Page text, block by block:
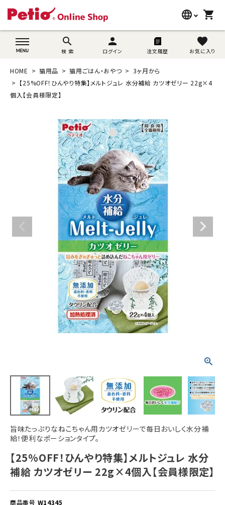
language
wovn-lang-name
shopping_cart
search
検 索
person
ログイン 注文履歴
favorite
お気に入り
search
猫用品
ブランド別に探す
目的別に探す
ご利用案内
ACCOUNT MENU
person 新規会員登録
HOME 猫用品 猫用ごはん・おやつ
3ヶ月から
【25%OFF！ひんやり特集】メルトジュレ 水分補給 カツオゼリー 22g×4
個入【会員様限定】
旨味たっぷりなねこちゃん用カツオゼリーで毎日おいしく水分補
給！便利なポーションタイプ。
【25%OFF！ひんやり特集】メルトジュレ 水分
補給 カツオゼリー 22g×4個入【会員様限定】
商品番号 W14345